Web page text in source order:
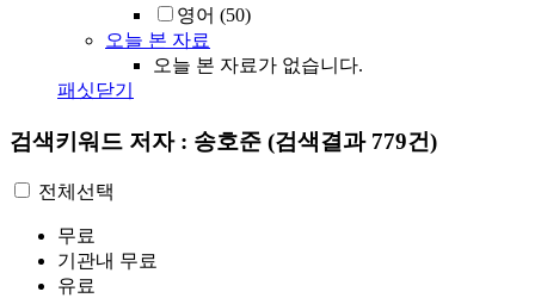
영어 (50)
오늘 본 자료
오늘 본 자료가 없습니다.
패싯닫기
검색키워드 저자 : 송호준 (검색결과 779건)
전체선택
무료
기관내 무료
유료